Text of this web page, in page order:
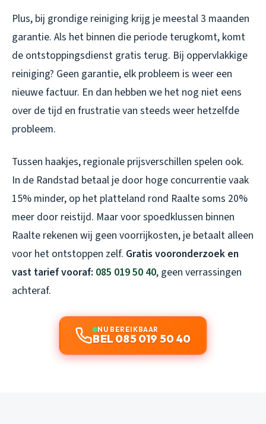
Plus, bij grondige reiniging krijg je meestal 3 maanden
garantie. Als het binnen die periode terugkomt, komt
de ontstoppingsdienst gratis terug. Bij oppervlakkige
reiniging? Geen garantie, elk probleem is weer een
nieuwe factuur. En dan hebben we het nog niet eens
over de tijd en frustratie van steeds weer hetzelfde
probleem.
Tussen haakjes, regionale prijsverschillen spelen ook.
In de Randstad betaal je door hoge concurrentie vaak
15% minder, op het platteland rond Raalte soms 20%
meer door reistijd. Maar voor spoedklussen binnen
Raalte rekenen wij geen voorrijkosten, je betaalt alleen
voor het ontstoppen zelf. Gratis vooronderzoek en
vast tarief vooraf: 085 019 50 40, geen verrassingen
achteraf.
NU BEREIKBAAR
BEL 085 019 50 40